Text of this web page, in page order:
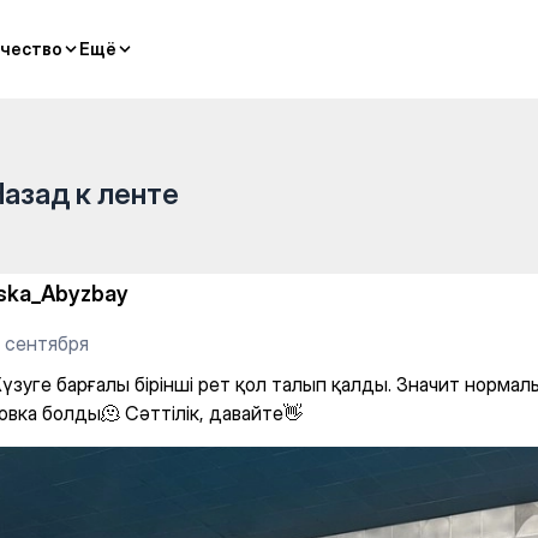
Ещё
Ещё
к ленте
сентября
барғалы бірінші рет қол талып қалды. Значит
болды🫠 Сәттілік, давайте👋